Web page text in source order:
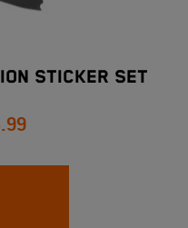
STICKER SET